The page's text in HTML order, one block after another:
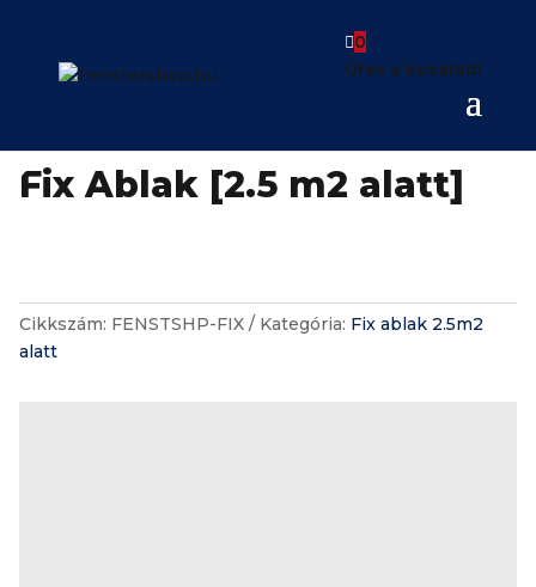
0
Üres a kosarad!
Fix Ablak [2.5 m2 alatt]
Cikkszám: FENSTSHP-FIX Kategória: Fix ablak 2.5m2
alatt